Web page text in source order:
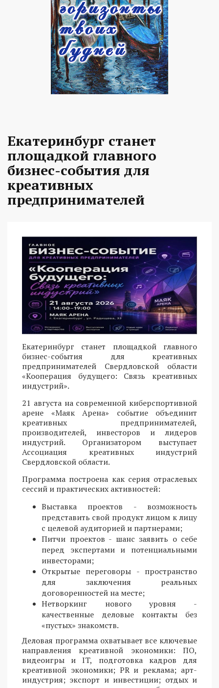
Екатеринбург станет
площадкой главного
бизнес-события для
креативных
предпринимателей
Екатеринбург станет площадкой главного
бизнес-события для креативных
предпринимателей Свердловской области
«Кооперация будущего: Связь креативных
индустрий».
21 августа на современной киберспортивной
арене «Маяк Арена» событие объединит
креативных предпринимателей,
производителей, инвесторов и лидеров
индустрий. Организатором выступает
Ассоциация креативных индустрий
Свердловской области.
Программа построена как серия отраслевых
сессий и практических активностей:
Выставка проектов - возможность
представить свой продукт лицом к лицу
с целевой аудиторией и партнерами;
Питчи проектов - шанс заявить о себе
перед экспертами и потенциальными
инвесторами;
Открытые переговоры - пространство
для заключения реальных
договоренностей на месте;
Нетворкинг нового уровня -
качественные деловые контакты без
«пустых» знакомств.
Деловая программа охватывает все ключевые
направления креативной экономики: ПО,
видеоигры и IT, подготовка кадров для
креативной экономики; PR и реклама; арт-
индустрия; экспорт и инвестиции; отдых и